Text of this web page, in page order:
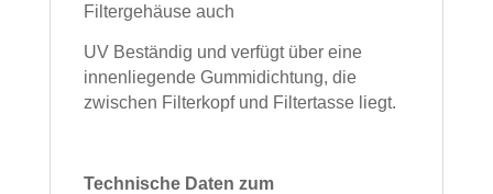
Filtergehäuse auch
UV Beständig und verfügt über eine
innenliegende Gummidichtung, die
zwischen Filterkopf und Filtertasse liegt.
Technische Daten zum